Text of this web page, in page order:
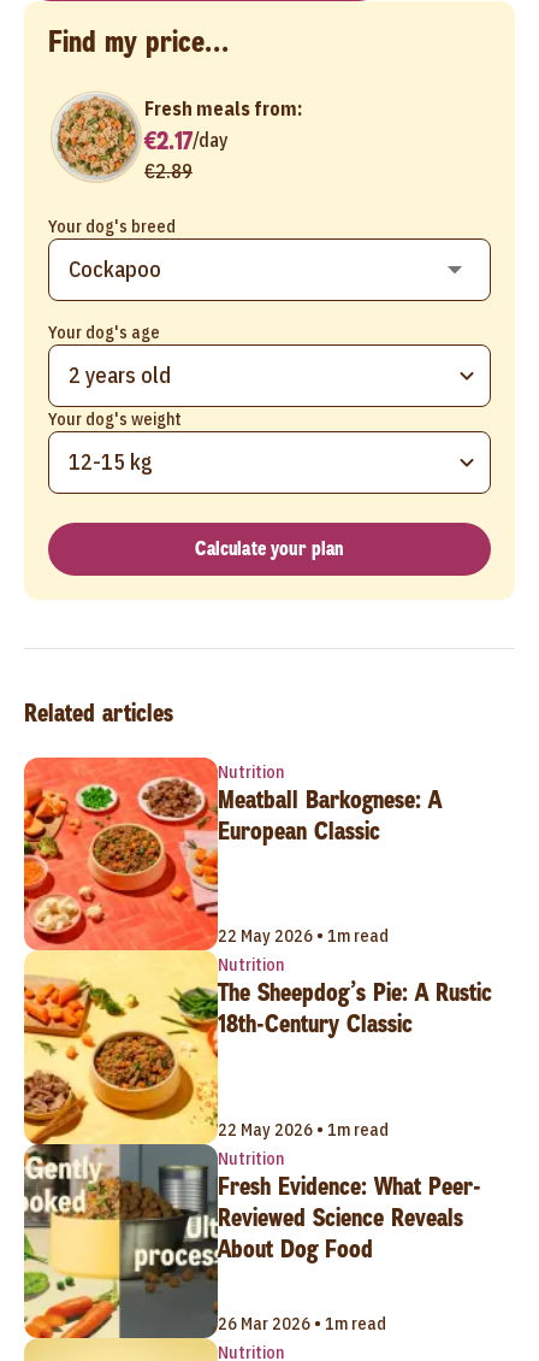
Find my price...
Your dog's breed
Your dog's age
2 years old
Your dog's weight
12-15 kg
Fresh meals from:
€2.17/day
€2.89
Calculate your plan
Related articles
Nutrition
Meatball Barkognese: A
European Classic
22 May 2026 • 1m read
Nutrition
The Sheepdog’s Pie: A Rustic
18th-Century Classic
22 May 2026 • 1m read
Nutrition
Fresh Evidence: What Peer-
Reviewed Science Reveals
About Dog Food
26 Mar 2026 • 1m read
Nutrition